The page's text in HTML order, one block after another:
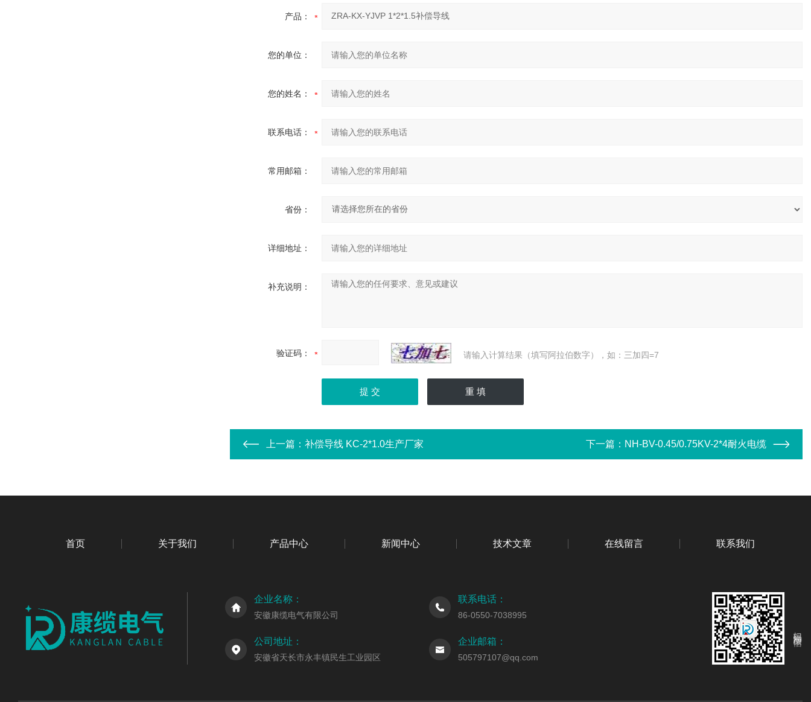
产品：
您的单位：
您的姓名：
联系电话：
常用邮箱：
省份：
详细地址：
补充说明：
验证码： 请输入计算结果（填写阿拉伯数字），如：三加四=7
上一篇： 补偿导线 KC-2*1.0生产厂家 下一篇： NH-BV-0.45/0.75KV-2*4耐火电缆
首页 关于我们 产品中心 新闻中心 技术文章 在线留言 联系我们
企业名称：
安徽康缆电气有限公司
联系电话：
86-0550-7038995
公司地址：
安徽省天长市永丰镇民生工业园区
企业邮箱：
505797107@qq.com